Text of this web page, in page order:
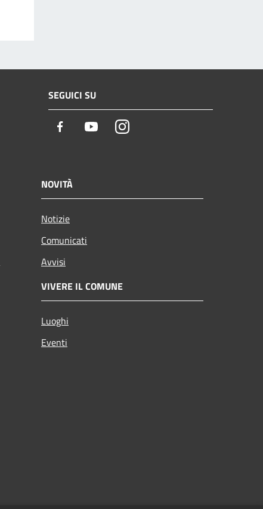
SEGUICI SU
Facebook YoutubeInstagram
NOVITÀ
Notizie
Comunicati
Avvisi
VIVERE IL COMUNE
Luoghi
Eventi